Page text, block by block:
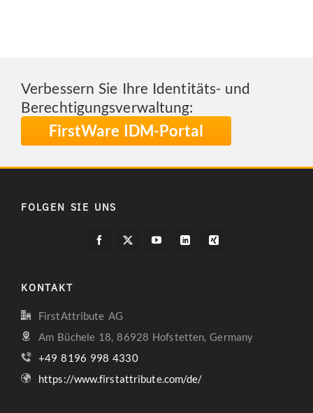
Verbessern Sie Ihre Identitäts- und
Berechtigungsverwaltung:
FirstWare IDM-Portal
FOLGEN SIE UNS
KONTAKT
FirstAttribute AG
Am Büchele 18, 86928 Hofstetten, Germany
+49 8196 998 4330
https://www.firstattribute.com/de/